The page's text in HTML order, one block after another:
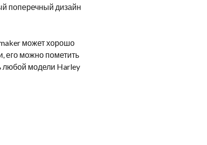
поперечный дизайн
может хорошо
его можно пометить
любой модели Harley